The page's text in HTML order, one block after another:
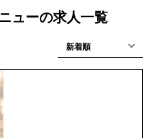
ューの求人一覧